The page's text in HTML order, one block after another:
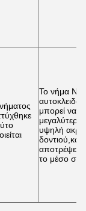
Το νήμα
μπορεί να
μεγαλύτερη
υψηλή
δοντιού,και
αποτρέψει
το μέσο